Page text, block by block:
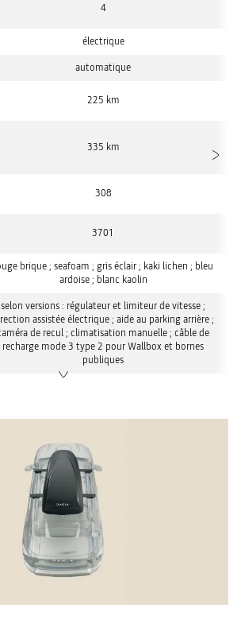
4
électrique
automatique
225 km
335 km
308
3701
brique ; seafoam ; gris éclair ; kaki lichen ; bleu
ardoise ; blanc kaolin
selon versions : régulateur et limiteur de vitesse ;
assistée électrique ; aide au parking arrière ;
de recul ; climatisation manuelle ; câble de
recharge mode 3 type 2 pour Wallbox et bornes
publiques